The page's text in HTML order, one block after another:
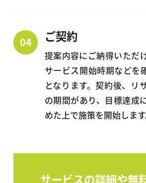
ご契約
提案内容にご納得いただ
サービス開始時期などを
となります。契約後、リ
の期間があり、目標達成
めた上で施策を開始します
サービスの詳細や無